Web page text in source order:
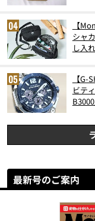
【
シャ
し入
【G-
ビテ
最新号のご案内